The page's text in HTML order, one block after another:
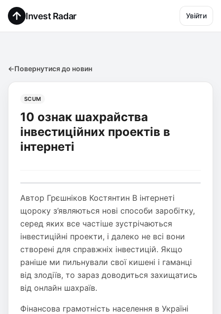
Invest Radar Увійти
←Повернутися до новин
SCUM
10 ознак шахрайства
інвестиційних проектів в
інтернеті
Автор Грєшніков Костянтин В інтернеті
щороку з’являються нові способи заробітку,
серед яких все частіше зустрічаються
інвестиційні проекти, і далеко не всі вони
створені для справжніх інвестицій. Якщо
раніше ми пильнували свої кишені і гаманці
від злодіїв, то зараз доводиться захищатись
від онлайн шахраїв.
Фінансова грамотність населення в Україні